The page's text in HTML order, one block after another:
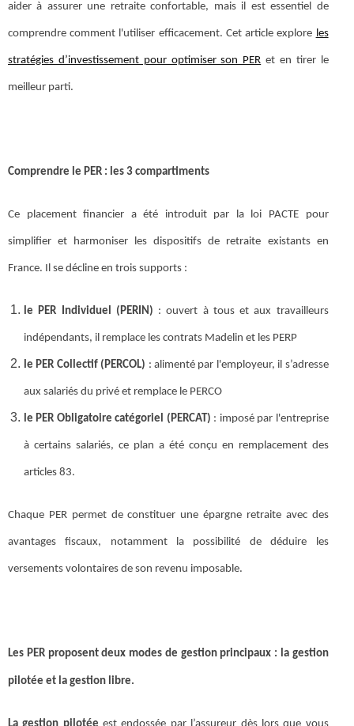
aider à assurer une retraite confortable, mais il est essentiel de
comprendre comment l'utiliser efficacement. Cet article explore les
stratégies d’investissement pour optimiser son PER et en tirer le
meilleur parti.
Comprendre le PER : les 3 compartiments
Ce placement financier a été introduit par la loi PACTE pour
simplifier et harmoniser les dispositifs de retraite existants en
France. Il se décline en trois supports :
le PER Individuel (PERIN) : ouvert à tous et aux travailleurs
indépendants, il remplace les contrats Madelin et les PERP
le PER Collectif (PERCOL) : alimenté par l'employeur, il s’adresse
aux salariés du privé et remplace le PERCO
le PER Obligatoire catégoriel (PERCAT) : imposé par l'entreprise
à certains salariés, ce plan a été conçu en remplacement des
articles 83.
Chaque PER permet de constituer une épargne retraite avec des
avantages fiscaux, notamment la possibilité de déduire les
versements volontaires de son revenu imposable.
Les PER proposent deux modes de gestion principaux : la gestion
pilotée et la gestion libre.